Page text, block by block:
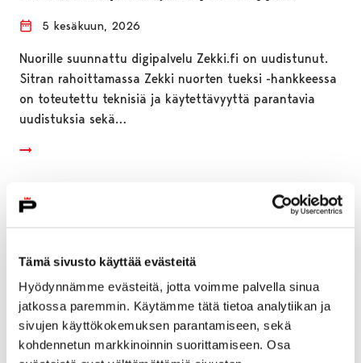
Tämä sivusto käyttää evästeitä
Hyödynnämme evästeitä, jotta voimme palvella sinua
jatkossa paremmin. Käytämme tätä tietoa analytiikan ja
sivujen käyttökokemuksen parantamiseen, sekä
kohdennetun markkinoinnin suorittamiseen. Osa
5 kesäkuun, 2026
Nuorille suunnattu digipalvelu Zekki.fi on uudistunut.
Sitran rahoittamassa Zekki nuorten tueksi -hankkeessa
on toteutettu teknisiä ja käytettävyyttä parantavia
uudistuksia sekä…